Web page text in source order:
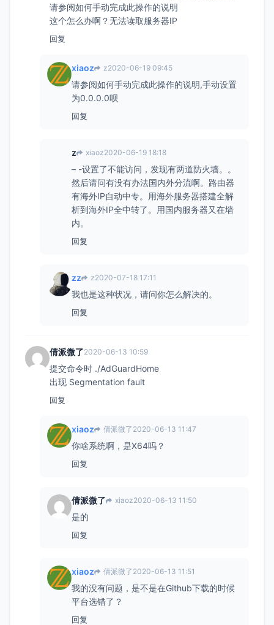
请参阅如何手动完成此操作的说明
这个怎么办啊？无法读取服务器IP
回复
xiaoz z2020-06-19 09:45
请参阅如何手动完成此操作的说明,手动设置
为0.0.0.0呗
回复
z xiaoz2020-06-19 18:18
– -设置了不能访问，发现有两道防火墙。。
然后请问有没有办法国内外分流啊。路由器
有海外IP自动中专。用海外服务器搭建全解
析到海外IP全中转了。用国内服务器又在墙
内。
回复
zz z2020-07-18 17:11
我也是这种状况，请问你怎么解决的。
回复
倩派微了2020-06-13 10:59
提交命令时 ./AdGuardHome
出现 Segmentation fault
回复
xiaoz 倩派微了 2020-06-13 11:47
你啥系统啊，是X64吗？
回复
倩派微了 xiaoz2020-06-13 11:50
是的
回复
xiaoz 倩派微了 2020-06-13 11:51
我的没有问题，是不是在Github下载的时候
平台选错了？
回复